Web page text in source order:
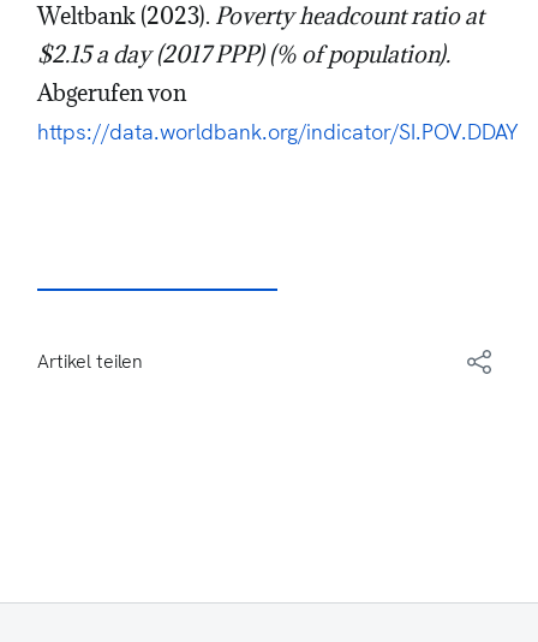
Weltbank (2023). Poverty headcount ratio at
$2.15 a day (2017 PPP) (% of population).
Abgerufen von
https://data.worldbank.org/indicator/SI.POV.DDAY
Artikel teilen